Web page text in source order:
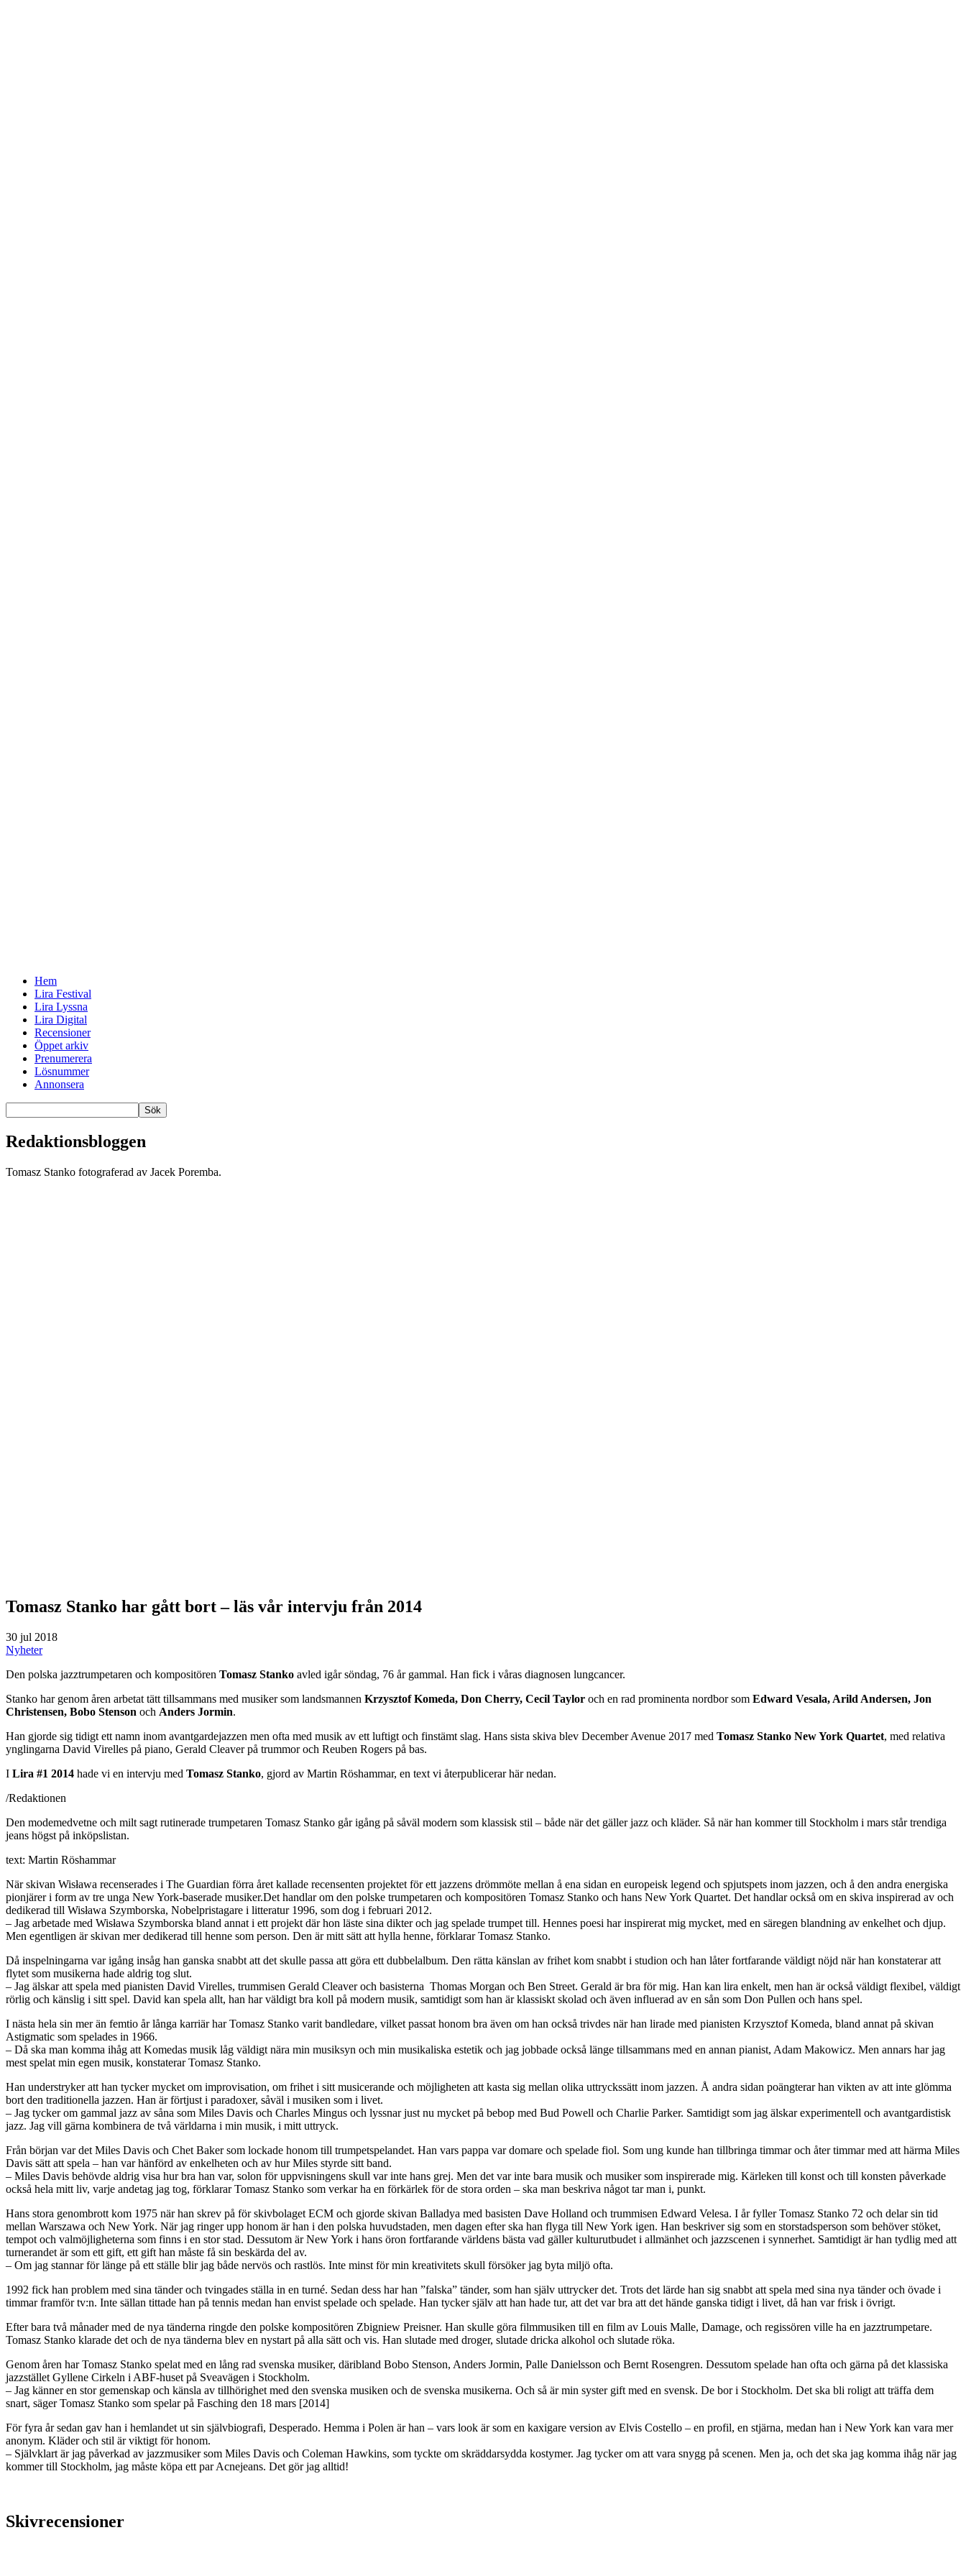
Hem
Lira Festival
Lira Lyssna
Lira Digital
Recensioner
Öppet arkiv
Prenumerera
Lösnummer
Annonsera
Redaktionsbloggen
Tomasz Stanko fotograferad av Jacek Poremba.
Tomasz Stanko har gått bort – läs vår intervju från 2014
30 jul 2018
Nyheter
Den polska jazztrumpetaren och kompositören Tomasz Stanko avled igår söndag, 76 år gammal. Han fick i våras diagnosen lungcancer.
Stanko har genom åren arbetat tätt tillsammans med musiker som landsmannen Krzysztof Komeda, Don Cherry, Cecil Taylor och en rad prominenta nordbor som Edward Vesala, Arild Andersen, Jon
Christensen, Bobo Stenson och Anders Jormin.
Han gjorde sig tidigt ett namn inom avantgardejazzen men ofta med musik av ett luftigt och finstämt slag. Hans sista skiva blev December Avenue 2017 med Tomasz Stanko New York Quartet, med relativa
ynglingarna David Virelles på piano, Gerald Cleaver på trummor och Reuben Rogers på bas.
I Lira #1 2014 hade vi en intervju med Tomasz Stanko, gjord av Martin Röshammar, en text vi återpublicerar här nedan.
/Redaktionen
Den modemedvetne och milt sagt rutinerade trumpetaren Tomasz Stanko går igång på såväl modern som klassisk stil – både när det gäller jazz och kläder. Så när han kommer till Stockholm i mars står trendiga
jeans högst på inköpslistan.
text: Martin Röshammar
När skivan Wisława recenserades i The Guardian förra året kallade recensenten projektet för ett jazzens drömmöte mellan å ena sidan en europeisk legend och spjutspets inom jazzen, och å den andra energiska
pionjärer i form av tre unga New York-baserade musiker.Det handlar om den polske trumpetaren och kompositören Tomasz Stanko och hans New York Quartet. Det handlar också om en skiva inspirerad av och
dedikerad till Wisława Szymborska, Nobelpristagare i litteratur 1996, som dog i februari 2012.
– Jag arbetade med Wisława Szymborska bland annat i ett projekt där hon läste sina dikter och jag spelade trumpet till. Hennes poesi har inspirerat mig mycket, med en säregen blandning av enkelhet och djup.
Men egentligen är skivan mer dedikerad till henne som person. Den är mitt sätt att hylla henne, förklarar Tomasz Stanko.
Då inspelningarna var igång insåg han ganska snabbt att det skulle passa att göra ett dubbelalbum. Den rätta känslan av frihet kom snabbt i studion och han låter fortfarande väldigt nöjd när han konstaterar att
flytet som musikerna hade aldrig tog slut.
– Jag älskar att spela med pianisten David Virelles, trummisen Gerald Cleaver och basisterna Thomas Morgan och Ben Street. Gerald är bra för mig. Han kan lira enkelt, men han är också väldigt flexibel, väldigt
rörlig och känslig i sitt spel. David kan spela allt, han har väldigt bra koll på modern musik, samtidigt som han är klassiskt skolad och även influerad av en sån som Don Pullen och hans spel.
I nästa hela sin mer än femtio år långa karriär har Tomasz Stanko varit bandledare, vilket passat honom bra även om han också trivdes när han lirade med pianisten Krzysztof Komeda, bland annat på skivan
Astigmatic som spelades in 1966.
– Då ska man komma ihåg att Komedas musik låg väldigt nära min musiksyn och min musikaliska estetik och jag jobbade också länge tillsammans med en annan pianist, Adam Makowicz. Men annars har jag
mest spelat min egen musik, konstaterar Tomasz Stanko.
Han understryker att han tycker mycket om improvisation, om frihet i sitt musicerande och möjligheten att kasta sig mellan olika uttryckssätt inom jazzen. Å andra sidan poängterar han vikten av att inte glömma
bort den traditionella jazzen. Han är förtjust i paradoxer, såväl i musiken som i livet.
– Jag tycker om gammal jazz av såna som Miles Davis och Charles Mingus och lyssnar just nu mycket på bebop med Bud Powell och Charlie Parker. Samtidigt som jag älskar experimentell och avantgardistisk
jazz. Jag vill gärna kombinera de två världarna i min musik, i mitt uttryck.
Från början var det Miles Davis och Chet Baker som lockade honom till trumpetspelandet. Han vars pappa var domare och spelade fiol. Som ung kunde han tillbringa timmar och åter timmar med att härma Miles
Davis sätt att spela – han var hänförd av enkelheten och av hur Miles styrde sitt band.
– Miles Davis behövde aldrig visa hur bra han var, solon för uppvisningens skull var inte hans grej. Men det var inte bara musik och musiker som inspirerade mig. Kärleken till konst och till konsten påverkade
också hela mitt liv, varje andetag jag tog, förklarar Tomasz Stanko som verkar ha en förkärlek för de stora orden – ska man beskriva något tar man i, punkt.
Hans stora genombrott kom 1975 när han skrev på för skivbolaget ECM och gjorde skivan Balladya med basisten Dave Holland och trummisen Edward Velesa. I år fyller Tomasz Stanko 72 och delar sin tid
mellan Warszawa och New York. När jag ringer upp honom är han i den polska huvudstaden, men dagen efter ska han flyga till New York igen. Han beskriver sig som en storstadsperson som behöver stöket,
tempot och valmöjligheterna som finns i en stor stad. Dessutom är New York i hans öron fortfarande världens bästa vad gäller kulturutbudet i allmänhet och jazzscenen i synnerhet. Samtidigt är han tydlig med att
turnerandet är som ett gift, ett gift han måste få sin beskärda del av.
– Om jag stannar för länge på ett ställe blir jag både nervös och rastlös. Inte minst för min kreativitets skull försöker jag byta miljö ofta.
1992 fick han problem med sina tänder och tvingades ställa in en turné. Sedan dess har han ”falska” tänder, som han själv uttrycker det. Trots det lärde han sig snabbt att spela med sina nya tänder och övade i
timmar framför tv:n. Inte sällan tittade han på tennis medan han envist spelade och spelade. Han tycker själv att han hade tur, att det var bra att det hände ganska tidigt i livet, då han var frisk i övrigt.
Efter bara två månader med de nya tänderna ringde den polske kompositören Zbigniew Preisner. Han skulle göra filmmusiken till en film av Louis Malle, Damage, och regissören ville ha en jazztrumpetare.
Tomasz Stanko klarade det och de nya tänderna blev en nystart på alla sätt och vis. Han slutade med droger, slutade dricka alkohol och slutade röka.
Genom åren har Tomasz Stanko spelat med en lång rad svenska musiker, däribland Bobo Stenson, Anders Jormin, Palle Danielsson och Bernt Rosengren. Dessutom spelade han ofta och gärna på det klassiska
jazzstället Gyllene Cirkeln i ABF-huset på Sveavägen i Stockholm.
– Jag känner en stor gemenskap och känsla av tillhörighet med den svenska musiken och de svenska musikerna. Och så är min syster gift med en svensk. De bor i Stockholm. Det ska bli roligt att träffa dem
snart, säger Tomasz Stanko som spelar på Fasching den 18 mars [2014]
För fyra år sedan gav han i hemlandet ut sin självbiografi, Desperado. Hemma i Polen är han – vars look är som en kaxigare version av Elvis Costello – en profil, en stjärna, medan han i New York kan vara mer
anonym. Kläder och stil är viktigt för honom.
– Självklart är jag påverkad av jazzmusiker som Miles Davis och Coleman Hawkins, som tyckte om skräddarsydda kostymer. Jag tycker om att vara snygg på scenen. Men ja, och det ska jag komma ihåg när jag
kommer till Stockholm, jag måste köpa ett par Acnejeans. Det gör jag alltid!
Skivrecensioner